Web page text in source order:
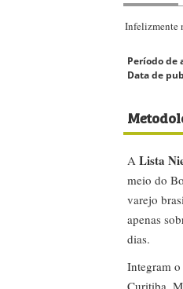
Infelizmente
Período de
Data de
A Lista
meio do
varejo
apenas
dias.
Integram
Curitiba,